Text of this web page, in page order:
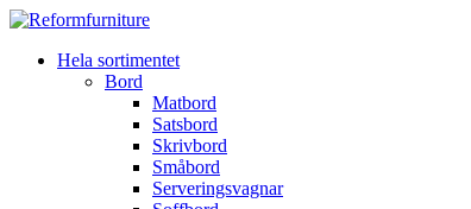
Hela sortimentet
Bord
Matbord
Satsbord
Skrivbord
Småbord
Serveringsvagnar